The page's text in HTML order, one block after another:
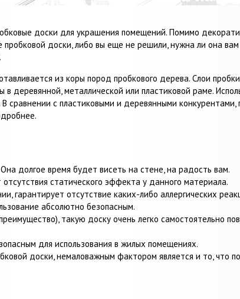
доски для украшения помещений. Помимо
пробковой доски, либо вы еще не решили, нужна ли она
из коры пород пробкового дерева. Слои
металлической или пластиковой раме.
сравнении с пластиковыми и деревянными
долгое время будет висеть на стене, на радость вам.
статического эффекта у данного материала.
гарантирует отсутствие каких-либо аллергических
абсолютно безопасным.
такую доску очень легко самостоятельно
для использования в жилых помещениях.
доски, немаловажным фактором является и то, что